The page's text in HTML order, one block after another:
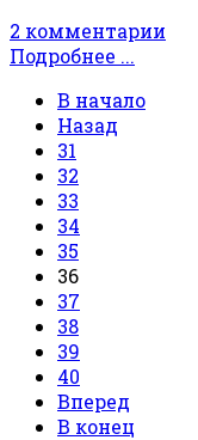
2 комментарии
Подробнее ...
В начало
Назад
31
32
33
34
35
36
37
38
39
40
Вперед
В конец